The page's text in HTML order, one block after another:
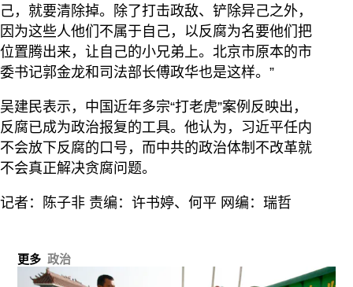
己，就要清除掉。除了打击政敌、铲除异己之外，
因为这些人他们不属于自己，以反腐为名要他们把
位置腾出来，让自己的小兄弟上。北京市原本的市
委书记郭金龙和司法部长傅政华也是这样。”
吴建民表示，中国近年多宗“打老虎”案例反映出，
反腐已成为政治报复的工具。他认为，习近平任内
不会放下反腐的口号，而中共的政治体制不改革就
不会真正解决贪腐问题。
记者：陈子非 责编：许书婷、何平 网编：瑞哲
更多 政治